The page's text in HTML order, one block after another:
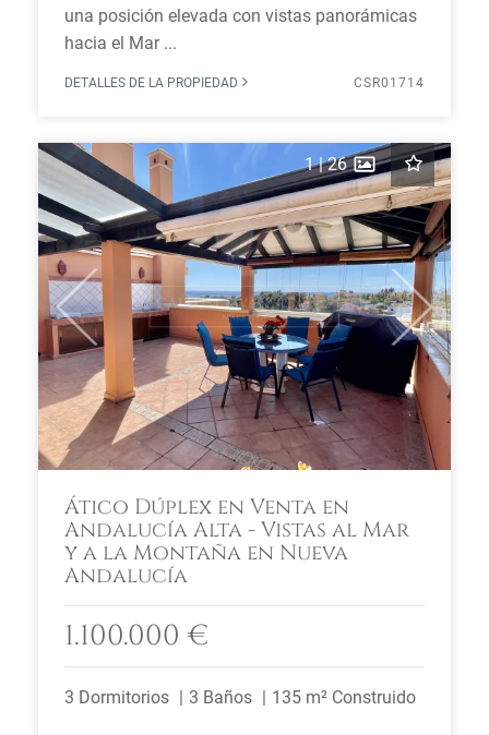
una posición elevada con vistas panorámicas
hacia el Mar ...
DETALLES DE LA PROPIEDAD CSR01714
Previous Next
1|26
Ático Dúplex en Venta en
Andalucía Alta - Vistas al Mar
y a la Montaña en Nueva
Andalucía
1.100.000 €
3 Dormitorios 3 Baños 135 m² Construido